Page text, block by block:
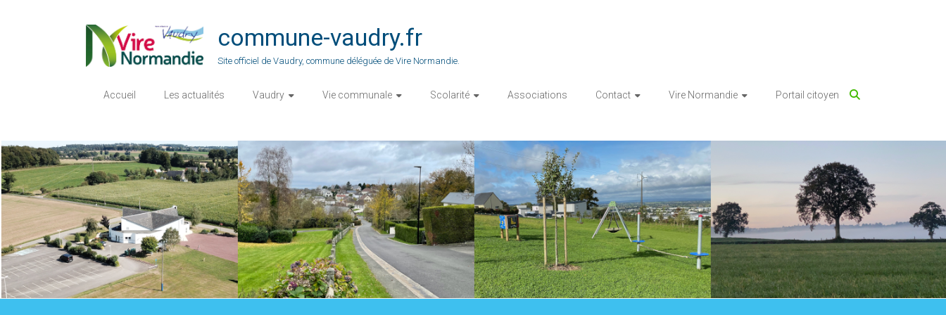
commune-vaudry.fr
Site officiel de Vaudry, commune déléguée de Vire Normandie.
Accueil Les actualités Vaudry Vie communale Scolarité Associations Contact Vire Normandie Portail citoyen